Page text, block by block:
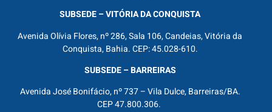
SUBSEDE – VITÓRIA DA CONQUISTA
Avenida Olívia Flores, nº 286, Sala 106, Candeias, Vitória da
Conquista, Bahia. CEP: 45.028-610.
SUBSEDE – BARREIRAS
Avenida José Bonifácio, nº 737 – Vila Dulce, Barreiras/BA.
CEP 47.800.306.